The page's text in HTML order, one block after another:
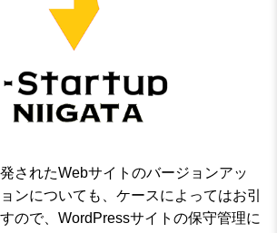
されたWebサイトのバージョンアッ
ンについても、ケースによってはお引
ので、WordPressサイトの保守管理に